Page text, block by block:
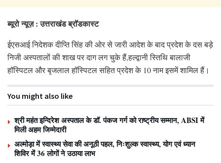
ब्यूरो न्यूज़ : उत्तराखंड ब्रॉडकास्ट
ईएसआई निदेशक दीप्ति सिंह की ओर से जारी आदेश के बाद प्रदेश के दस बड़े
निजी अस्पतालों की शाख पर दाग लग चुके हैं,हल्द्वानी स्तिथि बालाजी
हॉस्पिटल और बृजलाल हॉस्पिटल सहित प्रदेश के 10 नाम इसमें शामिल हैं।
You might also like
श्री महंत इन्दिरेश अस्पताल के डॉ. पंकज गर्ग को राष्ट्रीय सम्मान, ABSI में
मिली अहम जिम्मेदारी
अल्मोड़ा में स्वास्थ्य सेवा की अनूठी पहल, निःशुल्क स्वास्थ्य, योग एवं ध्यान
शिविर में 36 लोगों ने उठाया लाभ